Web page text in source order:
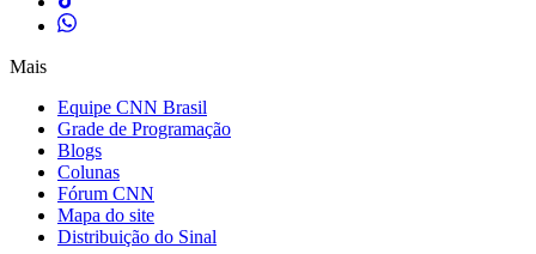
Mais
Equipe CNN Brasil
Grade de Programação
Blogs
Colunas
Fórum CNN
Mapa do site
Distribuição do Sinal